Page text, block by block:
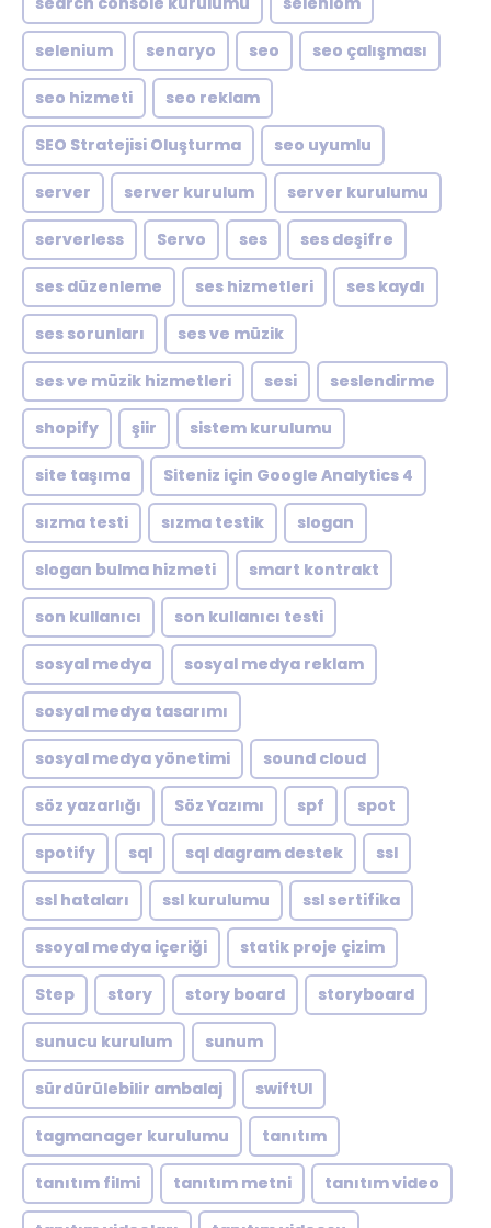
selenium senaryo seo seo çalışması
seo hizmeti seo reklam
SEO Stratejisi Oluşturma seo uyumlu
server server kurulum server kurulumu
serverless Servo ses ses deşifre
ses düzenleme ses hizmetleri ses kaydı
ses sorunları ses ve müzik
ses ve müzik hizmetleri sesi seslendirme
shopify şiir sistem kurulumu
site taşıma Siteniz için Google Analytics 4
sızma testi sızma testik slogan
slogan bulma hizmeti smart kontrakt
son kullanıcı son kullanıcı testi
sosyal medya sosyal medya reklam
sosyal medya tasarımı
sosyal medya yönetimi sound cloud
söz yazarlığı Söz Yazımı spf spot
spotify sql sql dagram destek ssl
ssl hataları ssl kurulumu ssl sertifika
ssoyal medya içeriği statik proje çizim
Step story story board storyboard
sunucu kurulum sunum
sürdürülebilir ambalaj swiftUI
tagmanager kurulumu tanıtım
tanıtım filmi tanıtım metni tanıtım video